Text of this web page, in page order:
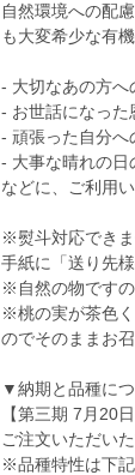
自然環境への配
も大変希少な有
- 大切なあの方へ
- お世話になった
- 頑張った自分へ
- 大事な晴れの日
などに、ご利用
※熨斗対応でき
手紙に「送り先
※自然の物ですの
※桃の実が茶色
のでそのままお
▼納期と品種に
【第三期 7月20
ご注文いただい
※品種特性は下記